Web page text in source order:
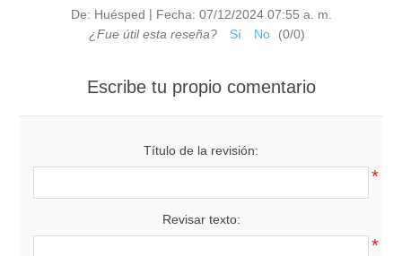
De: Huésped | Fecha: 07/12/2024 07:55 a. m.
¿Fue útil esta reseña?
Sí No (0/0)
Escribe tu propio comentario
Título de la revisión:
*
Revisar texto:
*